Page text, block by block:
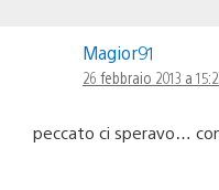
Magior91
26 febbraio 2013 a
peccato ci speravo…